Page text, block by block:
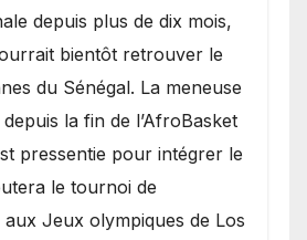
depuis plus de dix mois,
bientôt retrouver le
du Sénégal. La meneuse
la fin de l’AfroBasket
pressentie pour intégrer le
le tournoi de
Jeux olympiques de Los